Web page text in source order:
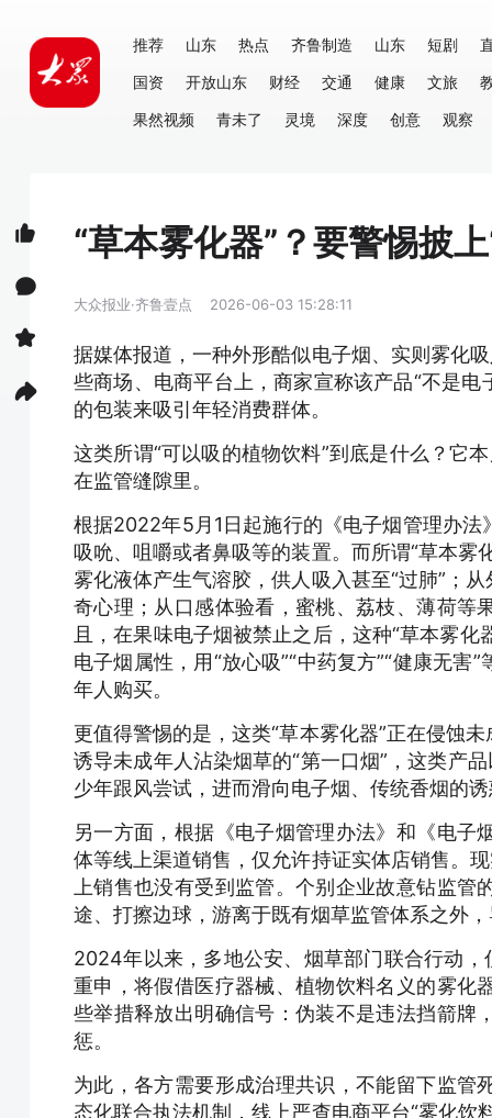
推荐 山东 热点 齐鲁制造 山东 短剧
国资
开放山东 财经 交通 健康 文旅
果然视频
青未了 灵境 深度 创意 观察
“草本雾化器”？要警惕披
大众报业·齐鲁壹点 2026-06-03 15:28:11
据媒体报道，一种外形酷似电子烟、实则雾化
些商场、电商平台上，商家宣称该产品“不是电
的包装来吸引年轻消费群体。
这类所谓“可以吸的植物饮料”到底是什么？它
在监管缝隙里。
根据2022年5月1日起施行的《电子烟管理办
吸吮、咀嚼或者鼻吸等的装置。而所谓“草本雾
雾化液体产生气溶胶，供人吸入甚至“过肺”；
奇心理；从口感体验看，蜜桃、荔枝、薄荷等
且，在果味电子烟被禁止之后，这种“草本雾
电子烟属性，用“放心吸”“中药复方”“健康无
年人购买。
更值得警惕的是，这类“草本雾化器”正在侵蚀
诱导未成年人沾染烟草的“第一口烟”，这类产
少年跟风尝试，进而滑向电子烟、传统香烟的
另一方面，根据《电子烟管理办法》和《电子
体等线上渠道销售，仅允许持证实体店销售。
上销售也没有受到监管。个别企业故意钻监
途、打擦边球，游离于既有烟草监管体系之外
2024年以来，多地公安、烟草部门联合行动
重申，将假借医疗器械、植物饮料名义的雾化
些举措释放出明确信号：伪装不是违法挡箭牌
惩。
为此，各方需要形成治理共识，不能留下监管
态化联合执法机制，线上严查电商平台“雾化